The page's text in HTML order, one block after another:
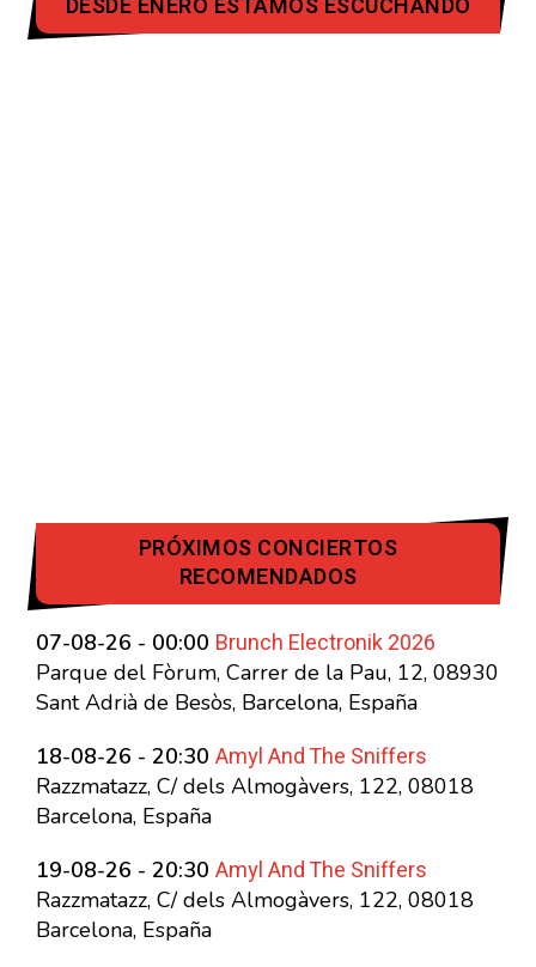
DESDE ENERO ESTAMOS ESCUCHANDO
PRÓXIMOS CONCIERTOS
RECOMENDADOS
07-08-26 - 00:00 Brunch Electronik 2026
Parque del Fòrum, Carrer de la Pau, 12, 08930
Sant Adrià de Besòs, Barcelona, España
18-08-26 - 20:30 Amyl And The Sniffers
Razzmatazz, C/ dels Almogàvers, 122, 08018
Barcelona, España
19-08-26 - 20:30 Amyl And The Sniffers
Razzmatazz, C/ dels Almogàvers, 122, 08018
Barcelona, España